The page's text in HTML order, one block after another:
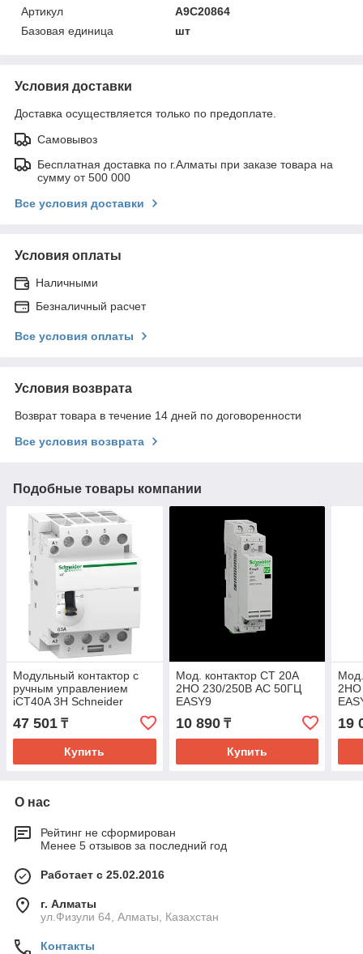
Артикул
A9C20864
Базовая единица
шт
Условия доставки
Доставка осуществляется только по предоплате.
Самовывоз
Бесплатная доставка по г.Алматы при заказе товара на
сумму от 500 000
Все условия доставки
Условия оплаты
Наличными
Безналичный расчет
Все условия оплаты
Условия возврата
Возврат товара в течение 14 дней по договоренности
Все условия возврата
Подобные товары компании
Модульный контактор с
ручным управлением
iCT40A 3Н Schneider
47 501 ₸
Купить
Мод. контактор CT 20A
2НО 230/250В АС 50ГЦ
EASY9
10 890₸
Купить
Мод.
2НО
19
О нас
Рейтинг не сформирован
Менее 5 отзывов за последний год
Работает с 25.02.2016
г. Алматы
ул.Физули 64, Алматы, Казахстан
Контакты